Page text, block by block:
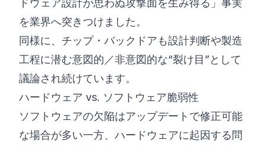
ドウェア設計が思わぬ攻撃面を生み得る」事実
を業界へ突きつけました。
同様に、チップ・バックドアも設計判断や製造
工程に潜む意図的／非意図的な“裂け目”として
議論され続けています。
ハードウェア vs. ソフトウェア脆弱性
ソフトウェアの欠陥はアップデートで修正可能
な場合が多い一方、ハードウェアに起因する問